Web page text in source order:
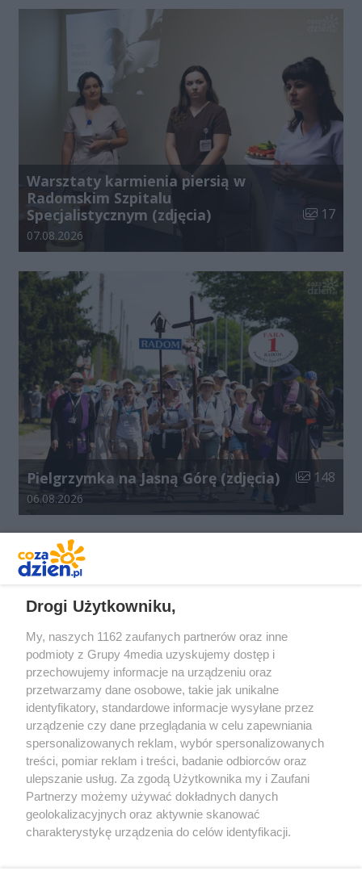
Warsztaty karmienia piersią w
Radomskim Szpitalu
Specjalistycznym (zdjęcia)
Liczba
17
Data dodania galerii:
07.08.2026
Pielgrzymka na Jasną Górę (zdjęcia) Liczba
148
Data dodania galerii:
06.08.2026
Redakcja Reklama Prywatność
Praca Łódź
the:protocol
Drogi Użytkowniku,
My, naszych 1162 zaufanych partnerów oraz inne
podmioty z Grupy 4media uzyskujemy dostęp i
przechowujemy informacje na urządzeniu oraz
przetwarzamy dane osobowe, takie jak unikalne
identyfikatory, standardowe informacje wysyłane przez
urządzenie czy dane przeglądania w celu zapewniania
spersonalizowanych reklam, wybór spersonalizowanych
treści, pomiar reklam i treści, badanie odbiorców oraz
ulepszanie usług. Za zgodą Użytkownika my i Zaufani
Partnerzy możemy używać dokładnych danych
geolokalizacyjnych oraz aktywnie skanować
charakterystykę urządzenia do celów identyfikacji.